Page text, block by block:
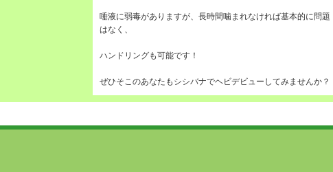
唾液に弱毒がありますが、長時間噛まれなければ基本的に問題
はなく、
ハンドリングも可能です！
ぜひそこのあなたもシシバナでヘビデビューしてみませんか？